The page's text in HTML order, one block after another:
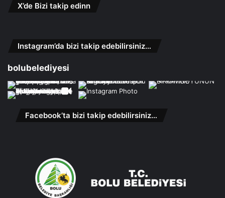
X’de Bizi takip edinn
Instagram’da bizi takip edebilirsiniz…
bolubelediyesi
Facebook’ta bizi takip edebilirsiniz…